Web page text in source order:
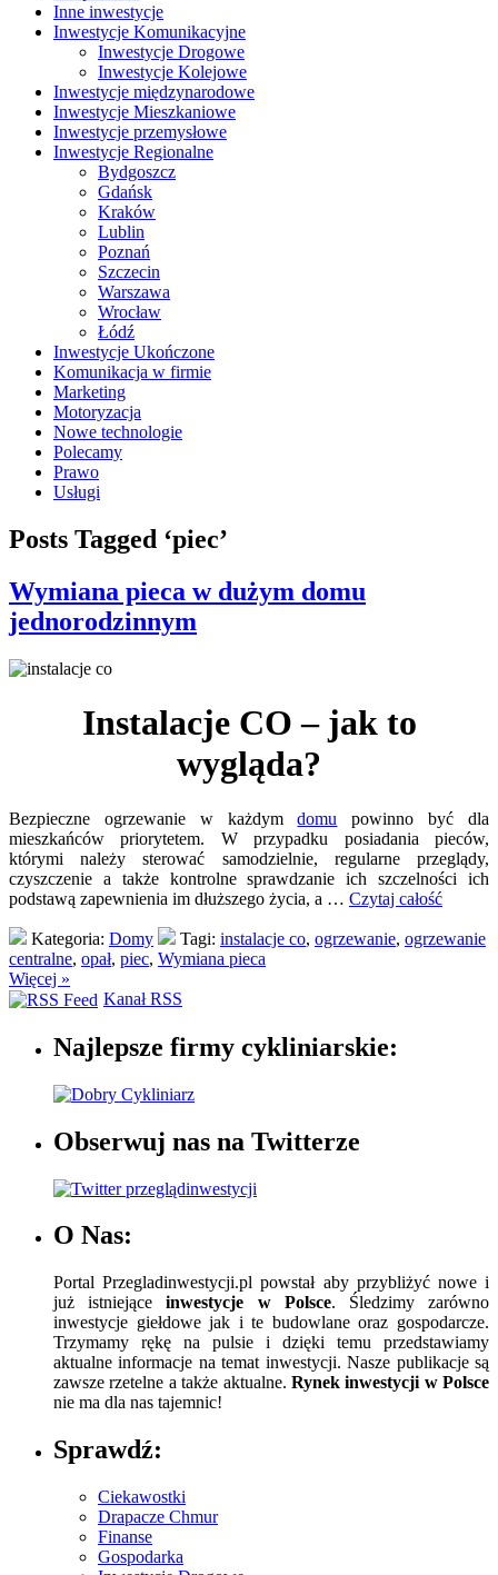
Inne inwestycje
Inwestycje Komunikacyjne
Inwestycje Drogowe
Inwestycje Kolejowe
Inwestycje międzynarodowe
Inwestycje Mieszkaniowe
Inwestycje przemysłowe
Inwestycje Regionalne
Bydgoszcz
Gdańsk
Kraków
Lublin
Poznań
Szczecin
Warszawa
Wrocław
Łódź
Inwestycje Ukończone
Komunikacja w firmie
Marketing
Motoryzacja
Nowe technologie
Polecamy
Prawo
Usługi
Posts Tagged ‘piec’
Wymiana pieca w dużym domu
jednorodzinnym
Instalacje CO – jak to
wygląda?
Bezpieczne ogrzewanie w każdymdomu powinno być dla
mieszkańców priorytetem. W przypadku posiadania pieców,
którymi należy sterować samodzielnie, regularne przeglądy,
czyszczenie a także kontrolne sprawdzanie ich szczelności ich
podstawą zapewnienia im dłuższego życia, a … Czytaj całość
Kategoria: Domy Tagi: instalacje co, ogrzewanie, ogrzewanie
centralne, opał, piec, Wymiana pieca
Więcej »
Kanał RSS
Najlepsze firmy cykliniarskie:
Obserwuj nas na Twitterze
O Nas:
Portal Przegladinwestycji.pl powstał aby przybliżyć nowe i
już istniejąceinwestycje w Polsce. Śledzimy zarówno
inwestycje giełdowe jak i te budowlane oraz gospodarcze.
Trzymamy rękę na pulsie i dzięki temu przedstawiamy
aktualne informacje na temat inwestycji. Nasze publikacje są
zawsze rzetelne a także aktualne. Rynek inwestycji w Polsce
nie ma dla nas tajemnic!
Sprawdź:
Ciekawostki
Drapacze Chmur
Finanse
Gospodarka